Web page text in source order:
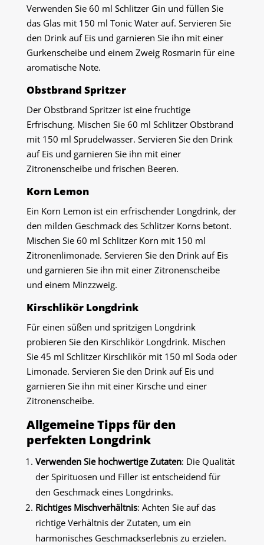
Verwenden Sie 60 ml Schlitzer Gin und füllen Sie
das Glas mit 150 ml Tonic Water auf. Servieren Sie
den Drink auf Eis und garnieren Sie ihn mit einer
Gurkenscheibe und einem Zweig Rosmarin für eine
aromatische Note.
Obstbrand Spritzer
Der Obstbrand Spritzer ist eine fruchtige
Erfrischung. Mischen Sie 60 ml Schlitzer Obstbrand
mit 150 ml Sprudelwasser. Servieren Sie den Drink
auf Eis und garnieren Sie ihn mit einer
Zitronenscheibe und frischen Beeren.
Korn Lemon
Ein Korn Lemon ist ein erfrischender Longdrink, der
den milden Geschmack des Schlitzer Korns betont.
Mischen Sie 60 ml Schlitzer Korn mit 150 ml
Zitronenlimonade. Servieren Sie den Drink auf Eis
und garnieren Sie ihn mit einer Zitronenscheibe
und einem Minzzweig.
Kirschlikör Longdrink
Für einen süßen und spritzigen Longdrink
probieren Sie den Kirschlikör Longdrink. Mischen
Sie 45 ml Schlitzer Kirschlikör mit 150 ml Soda oder
Limonade. Servieren Sie den Drink auf Eis und
garnieren Sie ihn mit einer Kirsche und einer
Zitronenscheibe.
Allgemeine Tipps für den
perfekten Longdrink
Verwenden Sie hochwertige Zutaten: Die Qualität
der Spirituosen und Filler ist entscheidend für
den Geschmack eines Longdrinks.
Richtiges Mischverhältnis: Achten Sie auf das
richtige Verhältnis der Zutaten, um ein
harmonisches Geschmackserlebnis zu erzielen.